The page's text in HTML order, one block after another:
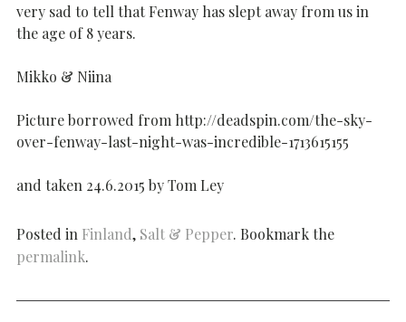
very sad to tell that Fenway has slept away from us in
the age of 8 years.
Mikko & Niina
Picture borrowed from http://deadspin.com/the-sky-
over-fenway-last-night-was-incredible-1713615155
and taken 24.6.2015 by Tom Ley
Posted in Finland, Salt & Pepper. Bookmark the
permalink.